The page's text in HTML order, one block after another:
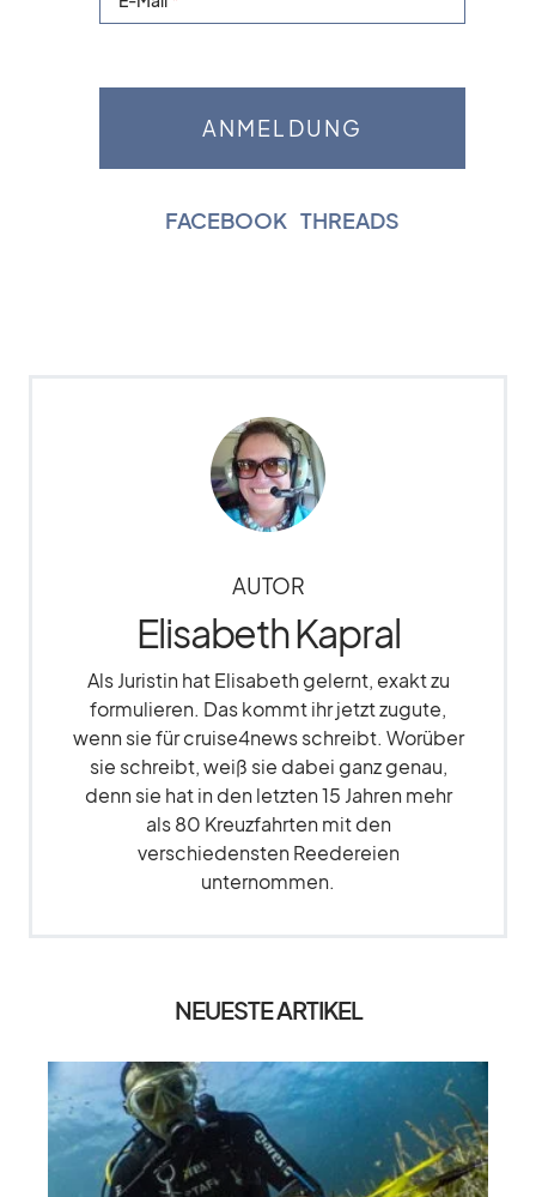
FACEBOOK THREADS
AUTOR
Elisabeth Kapral
Als Juristin hat Elisabeth gelernt, exakt zu
formulieren. Das kommt ihr jetzt zugute,
wenn sie für cruise4news schreibt. Worüber
sie schreibt, weiß sie dabei ganz genau,
denn sie hat in den letzten 15 Jahren mehr
als 80 Kreuzfahrten mit den
verschiedensten Reedereien
unternommen.
NEUESTE ARTIKEL